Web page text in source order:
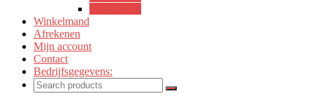
Winkelmand
Afrekenen
Mijn account
Contact
Bedrijfsgegevens: